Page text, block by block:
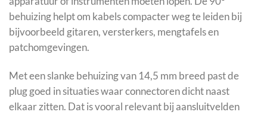
behuizing helpt om kabels compacter weg te leiden bij
bijvoorbeeld gitaren, versterkers, mengtafels en
patchomgevingen.
Met een slanke behuizing van 14,5 mm breed past de
plug goed in situaties waar connectoren dicht naast
elkaar zitten. Dat is vooral relevant bij aansluitvelden